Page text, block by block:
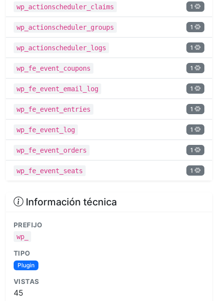
wp_actionscheduler_claims 1
wp_actionscheduler_groups 1
wp_actionscheduler_logs 1
wp_fe_event_coupons 1
wp_fe_event_email_log 1
wp_fe_event_entries 1
wp_fe_event_log 1
wp_fe_event_orders 1
wp_fe_event_seats 1
Información técnica
PREFIJO
wp_
TIPO
Plugin
VISTAS
45